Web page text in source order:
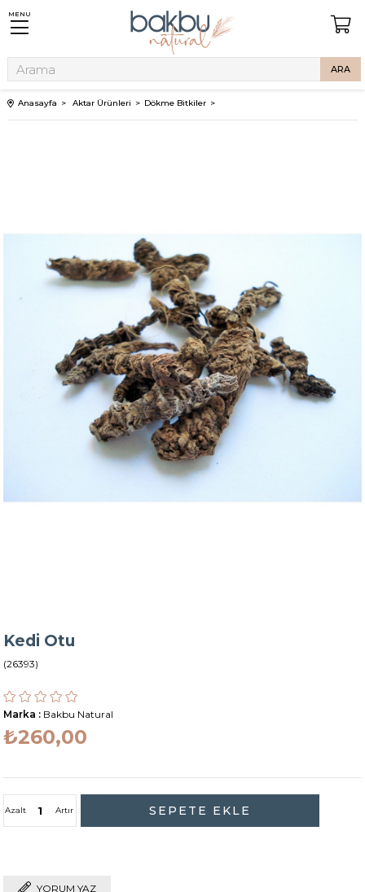
MENU
Anasayfa Aktar Ürünleri Dökme Bitkiler
Kedi Otu
(26393)
Marka : Bakbu Natural
₺260,00
Artır
Azalt
YORUM YAZ